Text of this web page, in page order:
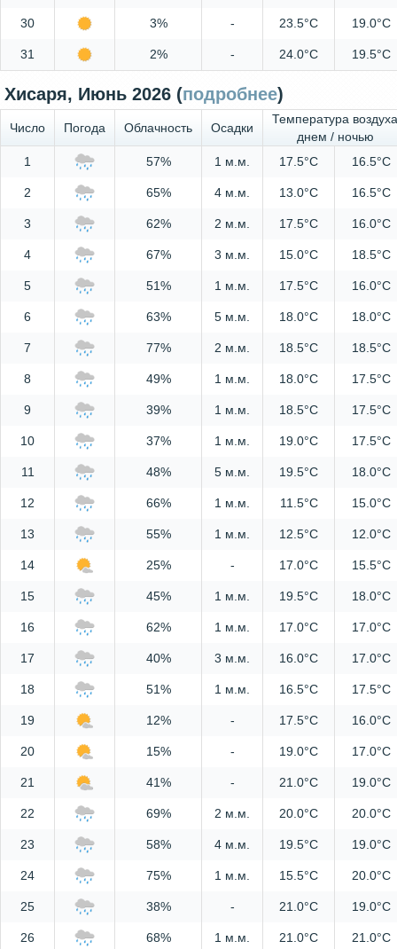
30 3% - 23.5°C 19.0°C
31 2% - 24.0°C 19.5°C
Хисаря, Июнь 2026 (подробнее)
Число Погода Облачность Осадки
Температура воздуха
днем / ночью
1
57% 1 м.м. 17.5°C 16.5°C
2 65% 4 м.м. 13.0°C 16.5°C
3 62% 2 м.м. 17.5°C 16.0°C
4 67% 3 м.м. 15.0°C 18.5°C
5 51% 1 м.м. 17.5°C 16.0°C
6 63% 5 м.м. 18.0°C 18.0°C
7 77% 2 м.м. 18.5°C 18.5°C
8 49% 1 м.м. 18.0°C 17.5°C
9 39% 1 м.м. 18.5°C 17.5°C
10 37% 1 м.м. 19.0°C 17.5°C
11 48% 5 м.м. 19.5°C 18.0°C
12 66% 1 м.м. 11.5°C 15.0°C
13 55% 1 м.м. 12.5°C 12.0°C
14 25% - 17.0°C 15.5°C
15 45% 1 м.м. 19.5°C 18.0°C
16 62% 1 м.м. 17.0°C 17.0°C
17 40% 3 м.м. 16.0°C 17.0°C
18 51% 1 м.м. 16.5°C 17.5°C
19 12% - 17.5°C 16.0°C
20 15% - 19.0°C 17.0°C
21 41% - 21.0°C 19.0°C
22 69% 2 м.м. 20.0°C 20.0°C
23 58% 4 м.м. 19.5°C 19.0°C
24 75% 1 м.м. 15.5°C 20.0°C
25 38% - 21.0°C 19.0°C
26 68% 1 м.м. 21.0°C 21.0°C